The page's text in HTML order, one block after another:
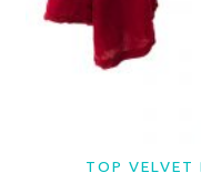
TOP VELVET